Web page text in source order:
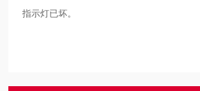
指示灯已坏。